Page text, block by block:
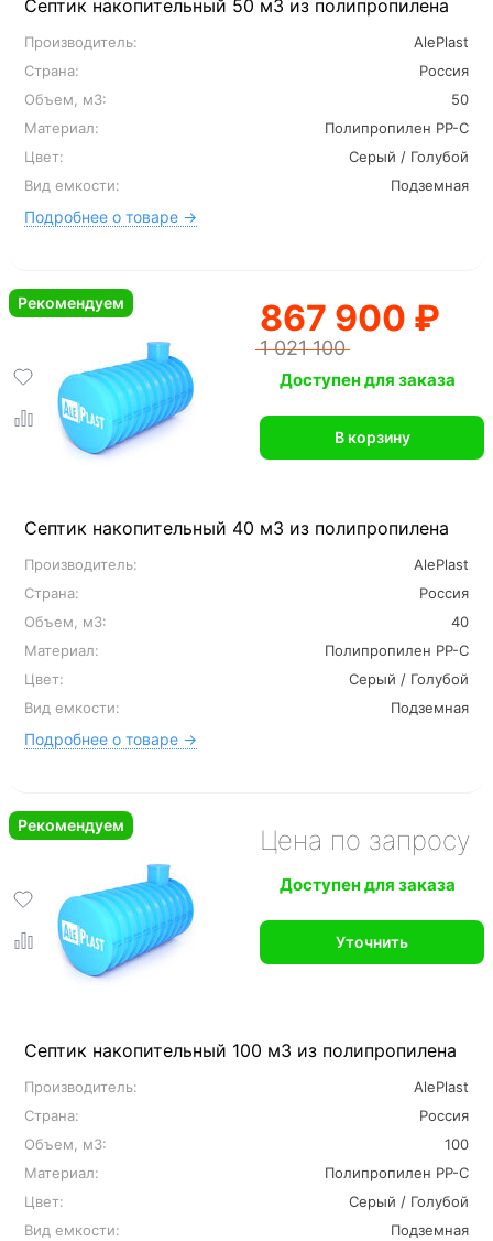
Септик накопительный 50 м3 из полипропилена
Производитель:
AlePlast
Страна:
Россия
Объем, м3:
50
Материал:
Полипропилен PP-C
Цвет:
Серый / Голубой
Вид емкости:
Подземная
Подробнее о товаре →
Септик накопительный 40 м3 из полипропилена
Производитель:
AlePlast
Страна:
Россия
Объем, м3:
40
Материал:
Полипропилен PP-C
Цвет:
Серый / Голубой
Вид емкости:
Подземная
Подробнее о товаре →
867 900 ₽
1 021 100
Рекомендуем
Доступен для заказа
В корзину
Септик накопительный 100 м3 из полипропилена
Производитель:
AlePlast
Страна:
Россия
Объем, м3:
100
Материал:
Полипропилен PP-C
Цвет:
Серый / Голубой
Вид емкости:
Подземная
Цена по запросу
Рекомендуем
Доступен для заказа
Уточнить